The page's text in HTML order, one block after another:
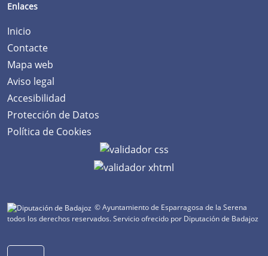
Enlaces
Inicio
Contacte
Mapa web
Aviso legal
Accesibilidad
Protección de Datos
Política de Cookies
© Ayuntamiento de Esparragosa de la Serena
todos los derechos reservados.Servicio ofrecido por Diputación de Badajoz